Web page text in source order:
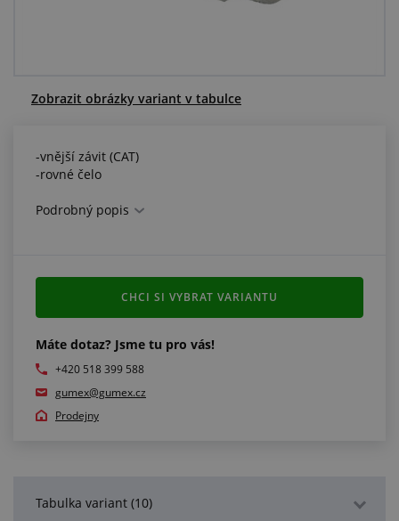
O nás a kariéra
Zobrazit obrázky variant v tabulce
-vnější závit (CAT)
-rovné čelo
Podrobný popis
Máte dotaz? Jsme tu pro vás!
+420 518 399 588
gumex@gumex.cz
Prodejny
CHCI SI VYBRAT VARIANTU
Tabulka variant (10)